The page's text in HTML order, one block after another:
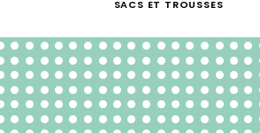
SACS ET TROUSSES